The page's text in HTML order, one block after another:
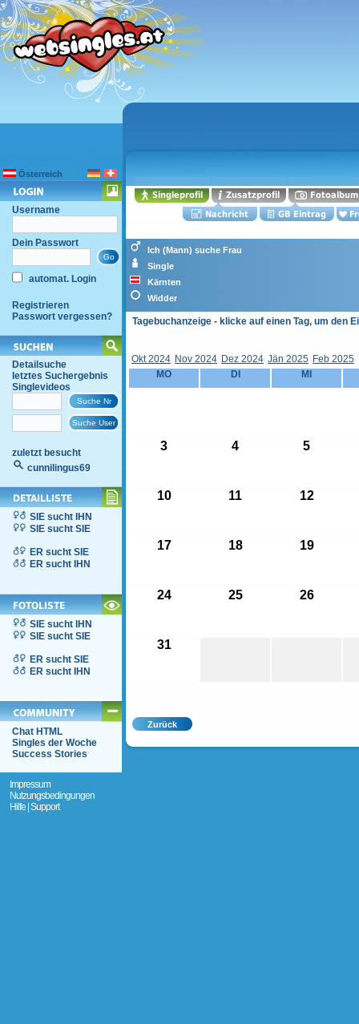
Österreich
Username
Dein Passwort
automat. Login
Registrieren
Passwort vergessen?
Detailsuche
letztes Suchergebnis
Singlevideos
zuletzt besucht
cunnilingus69
SIE sucht IHN
SIE sucht SIE
ER sucht SIE
ER sucht IHN
SIE sucht IHN
SIE sucht SIE
ER sucht SIE
ER sucht IHN
Chat HTML
Singles der Woche
Success Stories
Impressum
Nutzungsbedingungen
Hilfe | Support
Ich (Mann) suche Frau
Single
Kärnten
Widder
Tagebuchanzeige - klicke auf einen Tag, um den
Okt 2024 Nov 2024 Dez 2024 Jän 2025 Feb 2025
MO
DI MI
3 4 5
10 11 12
17 18 19
24 25 26
31